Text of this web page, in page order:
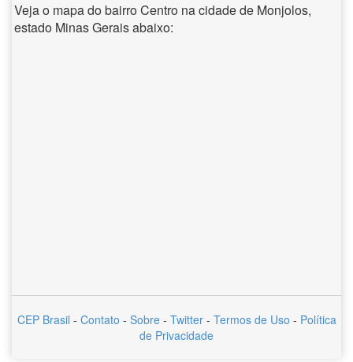
Veja o mapa do bairro Centro na cidade de Monjolos,
estado Minas Gerais abaixo:
CEP Brasil - Contato - Sobre - Twitter - Termos de Uso - Política
de Privacidade